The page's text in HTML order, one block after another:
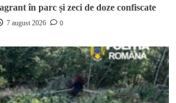
în parc și zeci de doze confiscate
7 august 2026 0